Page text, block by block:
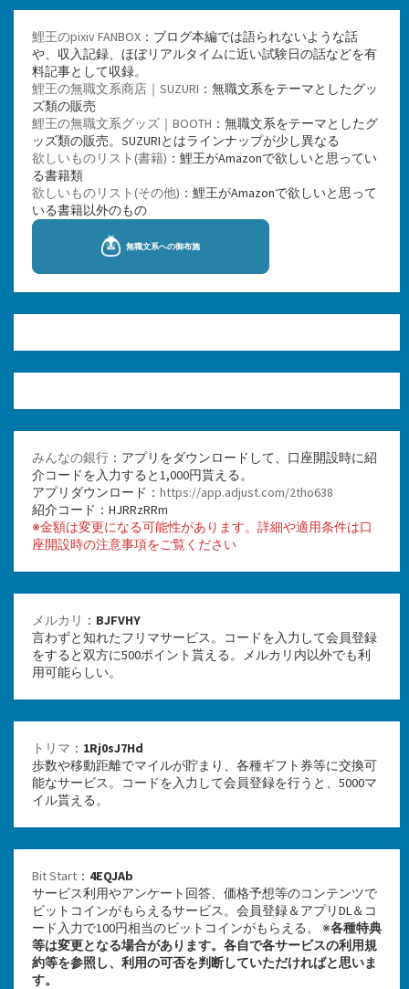
鯉王のpixiv FANBOX ：ブログ本編では語られないような話
や、収入記録、ほぼリアルタイムに近い試験日の話などを有
料記事として収録。
鯉王の無職文系商店｜SUZURI ：無職文系をテーマとしたグッ
ズ類の販売
鯉王の無職文系グッズ｜BOOTH ：無職文系をテーマとしたグ
ッズ類の販売。SUZURIとはラインナップが少し異なる
欲しいものリスト(書籍) ：鯉王がAmazonで欲しいと思ってい
る書籍類
欲しいものリスト(その他) ：鯉王がAmazonで欲しいと思って
いる書籍以外のもの
みんなの銀行 ：アプリをダウンロードして、口座開設時に紹
介コードを入力すると1,000円貰える。
アプリダウンロード： https://app.adjust.com/2tho638
紹介コード：HJRRzRRm
※金額は変更になる可能性があります。詳細や適用条件は口
座開設時の注意事項をご覧ください
メルカリ ： BJFVHY
言わずと知れたフリマサービス。コードを入力して会員登録
をすると双方に500ポイント貰える。メルカリ内以外でも利
用可能らしい。
トリマ ： 1Rj0sJ7Hd
歩数や移動距離でマイルが貯まり、各種ギフト券等に交換可
能なサービス。コードを入力して会員登録を行うと、5000マ
イル貰える。
Bit Start ： 4EQJAb
サービス利用やアンケート回答、価格予想等のコンテンツで
ビットコインがもらえるサービス。会員登録＆アプリDL＆コ
ード入力で100円相当のビットコインがもらえる。 ※各種特典
等は変更となる場合があります。各自で各サービスの利用規
約等を参照し、利用の可否を判断していただければと思いま
す。